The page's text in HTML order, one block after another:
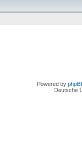
Powered by
Deutsche